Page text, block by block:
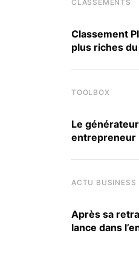
CLASSEMENTS
Classement
plus riches
TOOLBOX
Le
entrepreneur
ACTU BUSINESS
Après sa
lance dans